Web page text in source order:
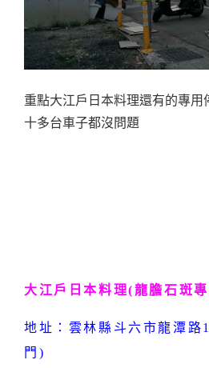
重點大江戶日本料理還有的專
十多台車子都沒問題
大江戶日本料理(龍膽石斑
地址：雲林縣斗六市龍潭路
門)